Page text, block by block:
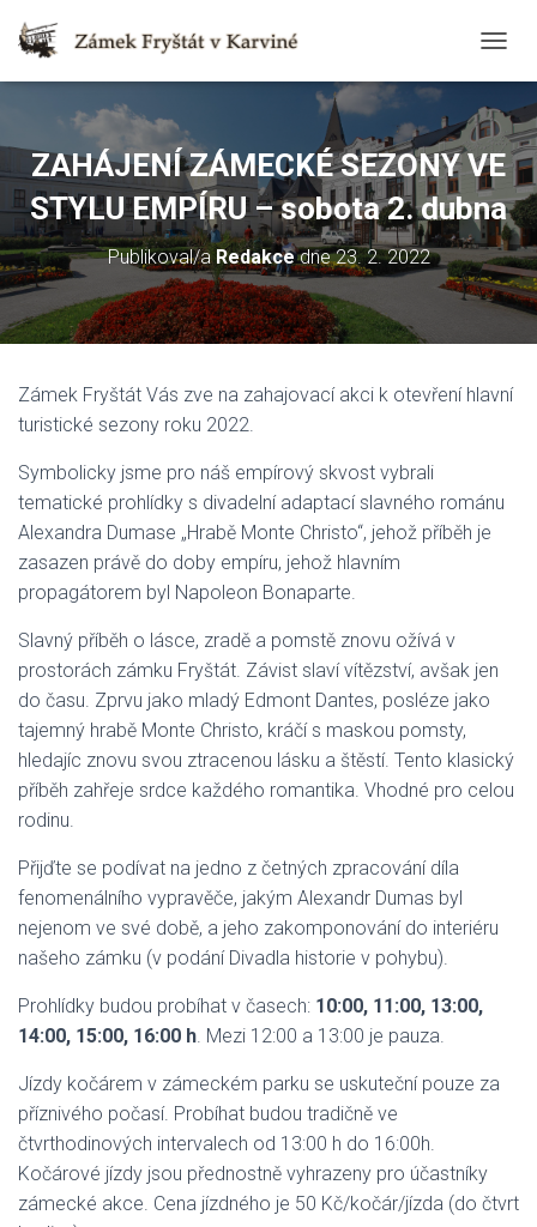
O
G
G
L
E
N
A
V
I
G
A
N
ZAHÁJENÍ ZÁMECKÉ SEZONY VE
STYLU EMPÍRU – sobota 2. dubna
Publikoval/aRedakcedne23. 2. 2022
Zámek Fryštát Vás zve na zahajovací akci k otevření hlavní
turistické sezony roku 2022.
Symbolicky jsme pro náš empírový skvost vybrali
tematické prohlídky s divadelní adaptací slavného románu
Alexandra Dumase „Hrabě Monte Christo“, jehož příběh je
zasazen právě do doby empíru, jehož hlavním
propagátorem byl Napoleon Bonaparte.
Slavný příběh o lásce, zradě a pomstě znovu ožívá v
prostorách zámku Fryštát. Závist slaví vítězství, avšak jen
do času. Zprvu jako mladý Edmont Dantes, posléze jako
tajemný hrabě Monte Christo, kráčí s maskou pomsty,
hledajíc znovu svou ztracenou lásku a štěstí. Tento klasický
příběh zahřeje srdce každého romantika. Vhodné pro celou
rodinu.
Přijďte se podívat na jedno z četných zpracování díla
fenomenálního vypravěče, jakým Alexandr Dumas byl
nejenom ve své době, a jeho zakomponování do interiéru
našeho zámku (v podání Divadla historie v pohybu).
Prohlídky budou probíhat v časech: 10:00, 11:00, 13:00,
14:00, 15:00, 16:00 h. Mezi 12:00 a 13:00 je pauza.
Jízdy kočárem v zámeckém parku se uskuteční pouze za
příznivého počasí. Probíhat budou tradičně ve
čtvrthodinových intervalech od 13:00 h do 16:00h.
Kočárové jízdy jsou přednostně vyhrazeny pro účastníky
zámecké akce. Cena jízdného je 50 Kč/kočár/jízda (do čtvrt